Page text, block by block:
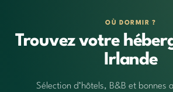
OÙ DORMIR ?
Trouvez votre
Irlande
Sélection d’hôtels, B&B et bonnes